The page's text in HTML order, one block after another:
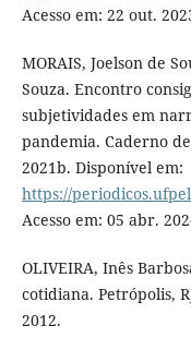
Acesso em: 22 out.
MORAIS, Joelson de
Souza. Encontro
subjetividades em
pandemia. Caderno
2021b. Disponível em:
https://
Acesso em: 05 abr.
OLIVEIRA, Inês
cotidiana. Petrópolis,
2012.